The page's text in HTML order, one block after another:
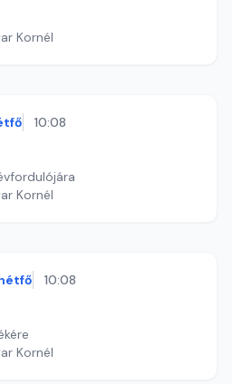
Kornél
10:08
Kornél
10:08
Kornél